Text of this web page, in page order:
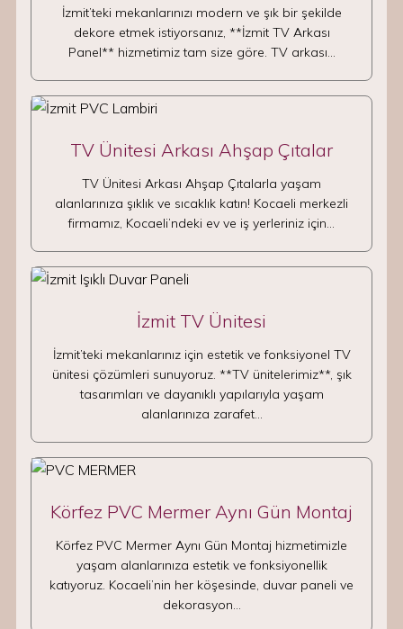
İzmit’teki mekanlarınızı modern ve şık bir şekilde
dekore etmek istiyorsanız, **İzmit TV Arkası
Panel** hizmetimiz tam size göre. TV arkası…
TV Ünitesi Arkası Ahşap Çıtalar
TV Ünitesi Arkası Ahşap Çıtalarla yaşam
alanlarınıza şıklık ve sıcaklık katın! Kocaeli merkezli
firmamız, Kocaeli’ndeki ev ve iş yerleriniz için…
İzmit TV Ünitesi
İzmit’teki mekanlarınız için estetik ve fonksiyonel TV
ünitesi çözümleri sunuyoruz. **TV ünitelerimiz**, şık
tasarımları ve dayanıklı yapılarıyla yaşam
alanlarınıza zarafet…
Körfez PVC Mermer Aynı Gün Montaj
Körfez PVC Mermer Aynı Gün Montaj hizmetimizle
yaşam alanlarınıza estetik ve fonksiyonellik
katıyoruz. Kocaeli’nin her köşesinde, duvar paneli ve
dekorasyon…